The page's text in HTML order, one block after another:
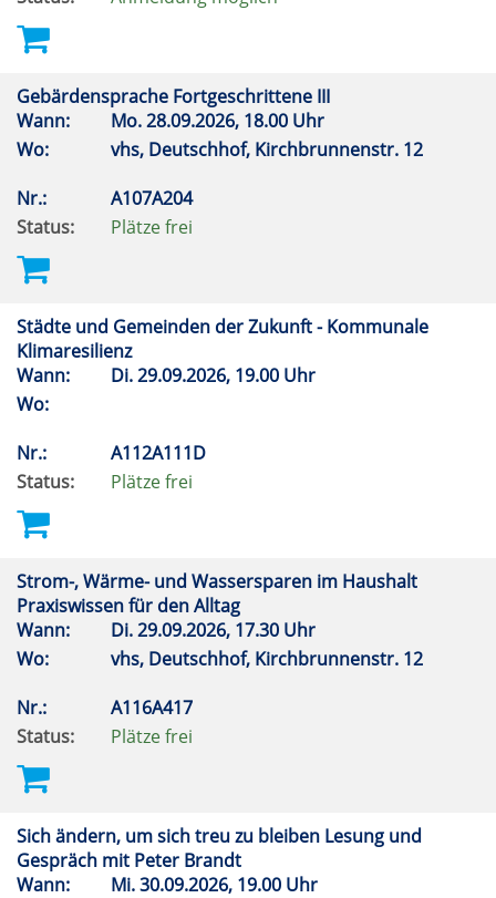
Gebärdensprache Fortgeschrittene III
Wann:
Mo.28.09.2026, 18.00 Uhr
Wo:
vhs, Deutschhof, Kirchbrunnenstr. 12
Nr.:
A107A204
Status:
Plätze frei
Städte und Gemeinden der Zukunft - Kommunale
Klimaresilienz
Wann:
Di.29.09.2026, 19.00 Uhr
Wo:
Nr.:
A112A111D
Status:
Plätze frei
Strom-, Wärme- und Wassersparen im Haushalt
Praxiswissen für den Alltag
Wann:
Di.29.09.2026, 17.30 Uhr
Wo:
vhs, Deutschhof, Kirchbrunnenstr. 12
Nr.:
A116A417
Status:
Plätze frei
Sich ändern, um sich treu zu bleiben Lesung und
Gespräch mit Peter Brandt
Wann:
Mi.30.09.2026, 19.00 Uhr